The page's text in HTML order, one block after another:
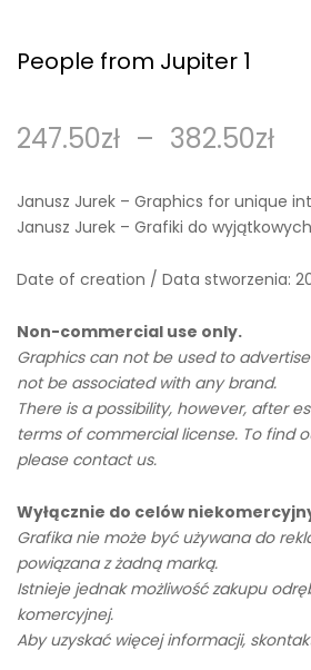
People from Jupiter 1
247.50zł – 382.50zł
Janusz Jurek – Graphics for unique
Janusz Jurek – Grafiki do
Date of creation / Data stworzenia:
Non-commercial use only.
Graphics can not be used to
not be associated with any brand.
There is a possibility, however, after
terms of commercial license. To find
please contact us.
Wyłącznie do celów
Grafika nie może być używana do
powiązana z żadną marką.
Istnieje jednak możliwość zakupu
komercyjnej.
Aby uzyskać więcej informacji,